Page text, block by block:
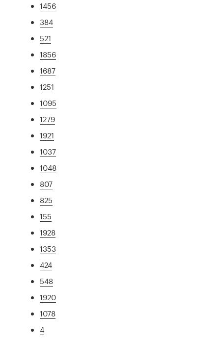
1456
384
521
1856
1687
1251
1095
1279
1921
1037
1048
807
825
155
1928
1353
424
548
1920
1078
4